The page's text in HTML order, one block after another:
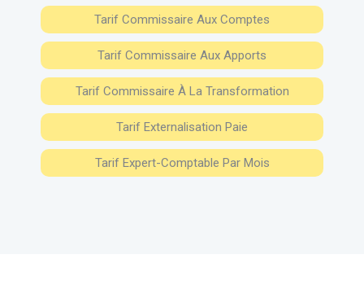
Tarif Commissaire Aux Comptes
Tarif Commissaire Aux Apports
Tarif Commissaire À La Transformation
Tarif Externalisation Paie
Tarif Expert-Comptable Par Mois